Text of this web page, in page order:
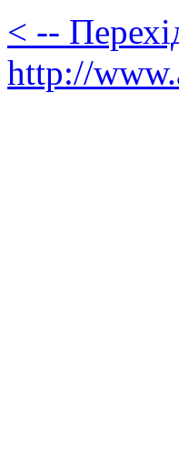
< --
http://